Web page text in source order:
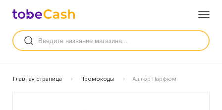
Главная страница Промокоды Аллюр Парфюм